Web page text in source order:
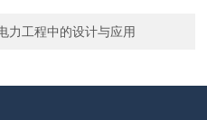
力工程中的设计与应用